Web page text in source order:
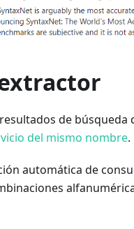
de búsqueda
del mismo nombre.
automática de